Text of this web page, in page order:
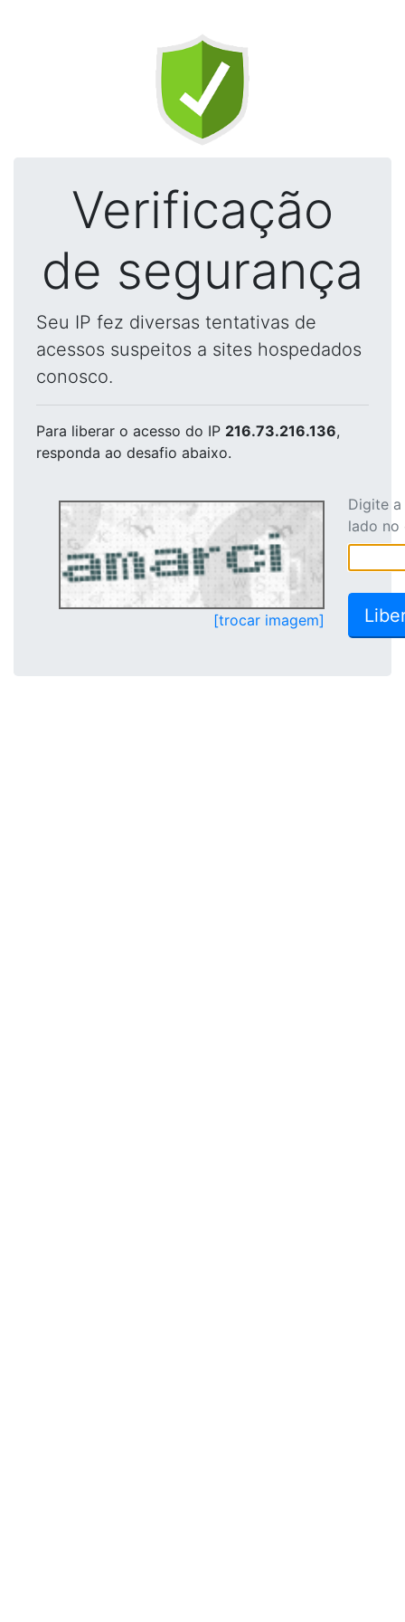
Verificação
de segurança
Seu IP fez diversas tentativas de
acessos suspeitos a sites hospedados
conosco.
Para liberar o acesso do IP 216.73.216.136,
responda ao desafio abaixo.
[trocar imagem]
Digite
lado no